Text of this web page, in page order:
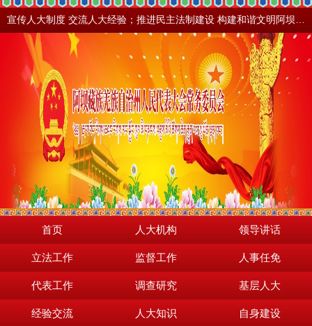
首页 人大机构 领导讲话
立法工作 监督工作 人事任免
代表工作 调查研究 基层人大
经验交流 人大知识 自身建设